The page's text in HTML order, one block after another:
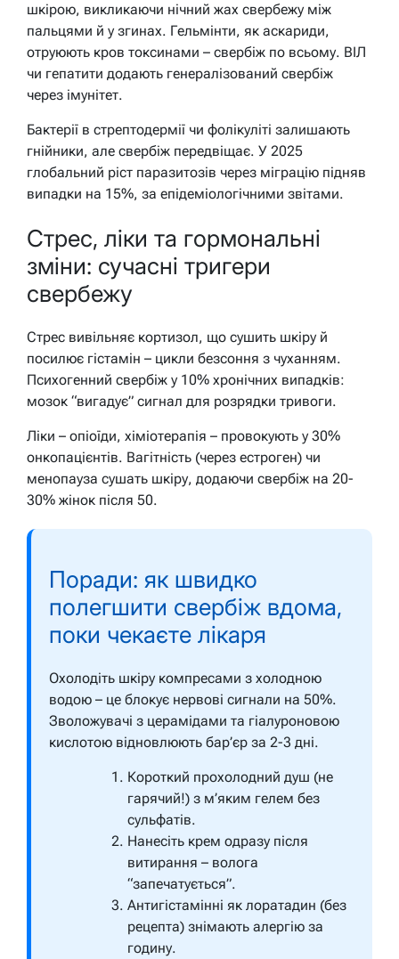
шкірою, викликаючи нічний жах свербежу між
пальцями й у згинах. Гельмінти, як аскариди,
отруюють кров токсинами – свербіж по всьому. ВІЛ
чи гепатити додають генералізований свербіж
через імунітет.
Бактерії в стрептодермії чи фолікуліті залишають
гнійники, але свербіж передвіщає. У 2025
глобальний ріст паразитозів через міграцію підняв
випадки на 15%, за епідеміологічними звітами.
Стрес, ліки та гормональні
зміни: сучасні тригери
свербежу
Стрес вивільняє кортизол, що сушить шкіру й
посилює гістамін – цикли безсоння з чуханням.
Психогенний свербіж у 10% хронічних випадків:
мозок “вигадує” сигнал для розрядки тривоги.
Ліки – опіоїди, хіміотерапія – провокують у 30%
онкопацієнтів. Вагітність (через естроген) чи
менопауза сушать шкіру, додаючи свербіж на 20-
30% жінок після 50.
Поради: як швидко
полегшити свербіж вдома,
поки чекаєте лікаря
Охолодіть шкіру компресами з холодною
водою – це блокує нервові сигнали на 50%.
Зволожувачі з церамідами та гіалуроновою
кислотою відновлюють бар’єр за 2-3 дні.
Короткий прохолодний душ (не
гарячий!) з м’яким гелем без
сульфатів.
Нанесіть крем одразу після
витирання – волога
“запечатується”.
Антигістамінні як лоратадин (без
рецепта) знімають алергію за
годину.